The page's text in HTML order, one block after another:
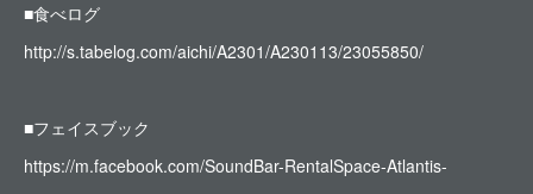
■食べログ
http://s.tabelog.com/aichi/A2301/A230113/23055850/
■フェイスブック
https://m.facebook.com/SoundBar-RentalSpace-Atlantis-